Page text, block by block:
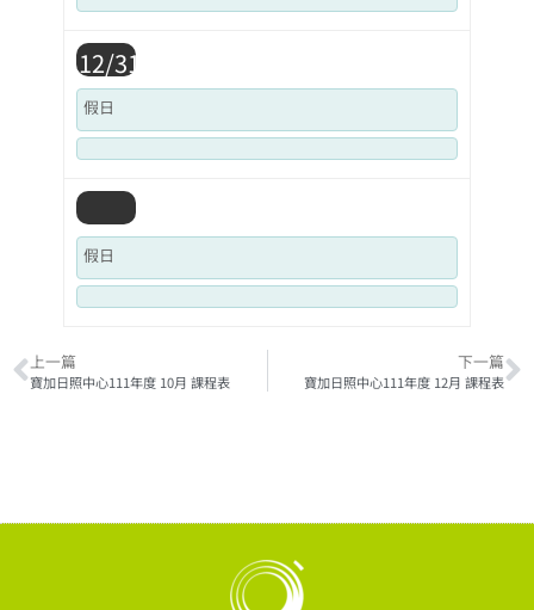
12/31
假日
假日
上一篇
寶加日照中心111年度 10月 課程表
下一篇
寶加日照中心111年度 12月 課程表